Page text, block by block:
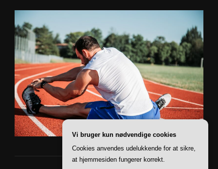
Vi bruger kun nødvendige cookies
Cookies anvendes udelukkende for at sikre,
at hjemmesiden fungerer korrekt.